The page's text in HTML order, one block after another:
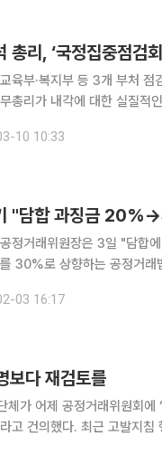
총리, ‘국정집중점검
육부·복지부 등 3개 부처
총리가 내각에 대한 실질적
3월 9일까지 공정거래위원
10 10:33
정거래위원장은 3일 "담합
로 상향하는 공정거래법 개정을
중대성이 중간이나 심각할
03 16:17
보다 재검토를
가 어제 공정거래위원회
고 건의했다. 최근 고발지